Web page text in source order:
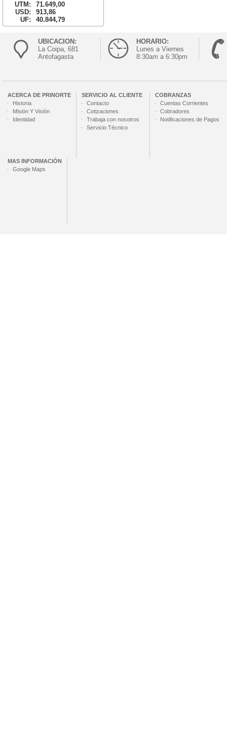
UTM:
71.649,00
USD:
913,86
UF:
40.844,79
UBICACION:
La Coipa, 681
Antofagasta
HORARIO:
Lunes a Viernes
8:30am a 6:30pm
ACERCA DE PRINORTE
Historia
Misión Y Visión
Identidad
SERVICIO AL CLIENTE
Contacto
Cotizaciones
Trabaja con nosotros
Servicio Técnico
COBRANZAS
Cuentas Corrientes
Cobradores
Notificaciones de Pagos
MAS INFORMACIÓN
Google Maps